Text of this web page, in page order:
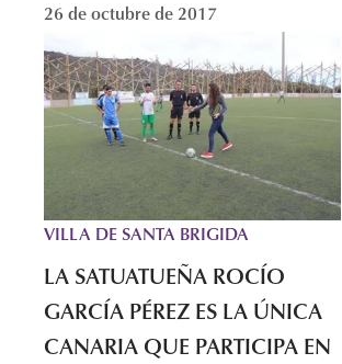
26 de octubre de 2017
VILLA DE SANTA BRIGIDA
LA SATUATUEÑA ROCÍO
GARCÍA PÉREZ ES LA ÚNICA
CANARIA QUE PARTICIPA EN